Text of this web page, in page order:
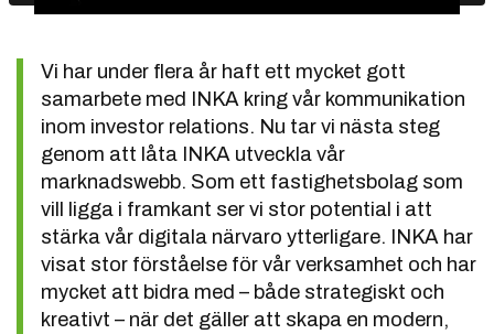
Vi har under flera år haft ett mycket gott
samarbete med INKA kring vår kommunikation
inom investor relations. Nu tar vi nästa steg
genom att låta INKA utveckla vår
marknadswebb. Som ett fastighetsbolag som
vill ligga i framkant ser vi stor potential i att
stärka vår digitala närvaro ytterligare. INKA har
visat stor förståelse för vår verksamhet och har
mycket att bidra med – både strategiskt och
kreativt – när det gäller att skapa en modern,